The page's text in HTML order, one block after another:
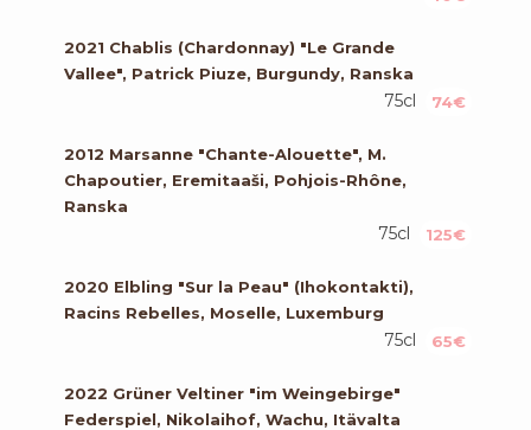
2021 Chablis (Chardonnay) "Le Grande
Vallee", Patrick Piuze, Burgundy, Ranska
74€
75cl
2012 Marsanne "Chante-Alouette", M.
Chapoutier, Eremitaaši, Pohjois-Rhône,
Ranska
125€
75cl
2020 Elbling "Sur la Peau" (Ihokontakti),
Racins Rebelles, Moselle, Luxemburg
65€
75cl
2022 Grüner Veltiner "im Weingebirge"
Federspiel, Nikolaihof, Wachu, Itävalta